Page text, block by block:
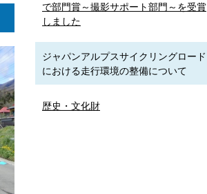
で部門賞～撮影サポート部門～を受賞
しました
ジャパンアルプスサイクリングロード
における走行環境の整備について
歴史・文化財